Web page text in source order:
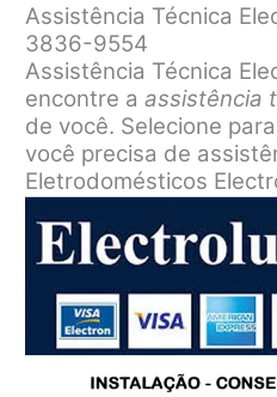
Assistência Técnica
3836-9554
Assistência Técnica
encontre aassistência
de você. Selecione
você precisa de
Eletrodomésticos